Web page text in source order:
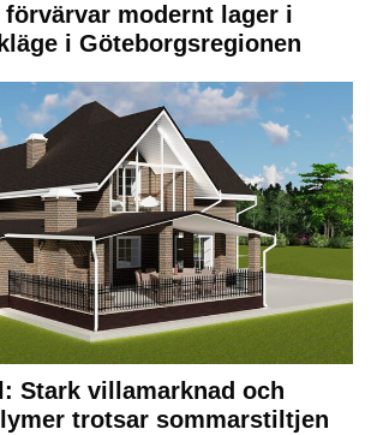
förvärvar modernt lager i
i Göteborgsregionen
Stark villamarknad och
trotsar sommarstiltjen